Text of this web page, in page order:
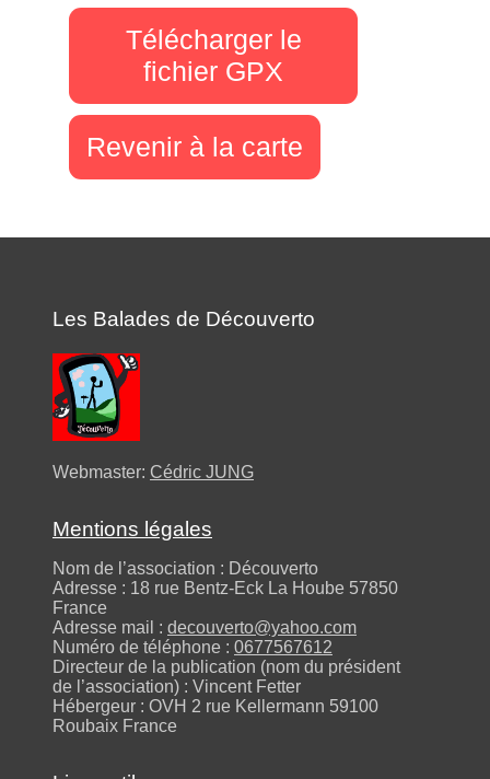
Télécharger le
fichier GPX
Revenir à la carte
Les Balades de Découverto
Webmaster: Cédric JUNG
Mentions légales
Nom de l’association : Découverto
Adresse : 18 rue Bentz-Eck La Hoube 57850
France
Adresse mail : decouverto@yahoo.com
Numéro de téléphone : 0677567612
Directeur de la publication (nom du président
de l’association) : Vincent Fetter
Hébergeur : OVH 2 rue Kellermann 59100
Roubaix France